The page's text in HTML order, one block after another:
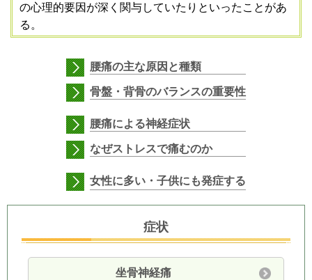
の心理的要因が深く関与していたりといったことがあ
る。
腰痛の主な原因と種類
骨盤・背骨のバランスの重要性
腰痛による神経症状
なぜストレスで痛むのか
女性に多い・子供にも発症する
症状
坐骨神経痛